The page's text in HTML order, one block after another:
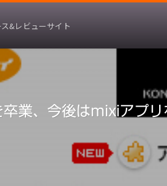
&レビューサイト
業、今後はmixiアプリ